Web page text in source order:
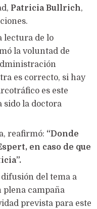
Patricia Bullrich,
lectura de lo
la voluntad de
es correcto, si hay
es este
sido la doctora
reafirmó: “Donde
en caso de que
del tema a
plena campaña
prevista para este